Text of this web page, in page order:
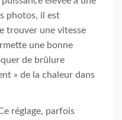
photos, il est
trouver une vitesse
une bonne
de brûlure
» de la chaleur dans
réglage, parfois